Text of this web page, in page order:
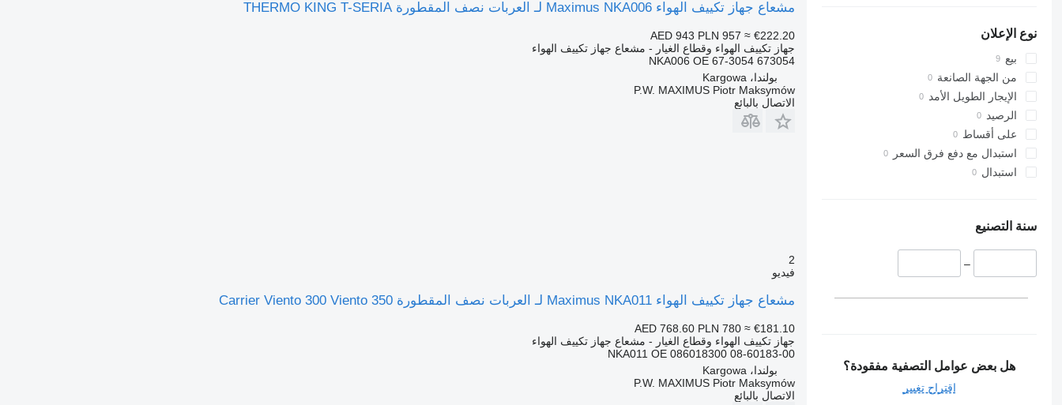
نوع الإعلان
بيع
من الجهة الصانعة
الإيجار الطويل الأمد
الرصيد
على أقساط
استبدال مع دفع فرق السعر
استبدال
سنة التصنيع
–
هل بعض عوامل التصفية مفقودة؟
اقتراح تغيير
مشعاع جهاز تكييف الهواء Maximus NKA006 لـ العربات نصف المقطورة THERMO KING T-SERIA
AED 943 PLN 957 ≈ €222.20
جهاز تكييف الهواء وقطاع الغيار - مشعاع جهاز تكييف الهواء
NKA006 OE 67-3054 673054
بولندا، Kargowa
P.W. MAXIMUS Piotr Maksymów
الاتصال بالبائع
2
فيديو
مشعاع جهاز تكييف الهواء Maximus NKA011 لـ العربات نصف المقطورة Carrier Viento 300 Viento 350
AED 768.60 PLN 780 ≈ €181.10
جهاز تكييف الهواء وقطاع الغيار - مشعاع جهاز تكييف الهواء
NKA011 OE 086018300 08-60183-00
بولندا، Kargowa
P.W. MAXIMUS Piotr Maksymów
الاتصال بالبائع